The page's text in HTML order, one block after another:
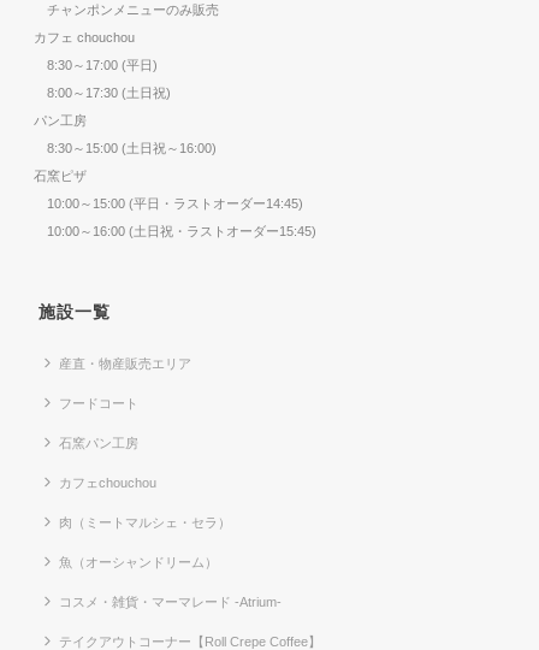
チャンポンメニューのみ販売
カフェ chouchou
8:30～17:00 (平日)
8:00～17:30 (土日祝)
パン工房
8:30～15:00 (土日祝～16:00)
石窯ピザ
10:00～15:00 (平日・ラストオーダー14:45)
10:00～16:00 (土日祝・ラストオーダー15:45)
施設一覧
産直・物産販売エリア
フードコート
石窯パン工房
カフェchouchou
肉（ミートマルシェ・セラ）
魚（オーシャンドリーム）
コスメ・雑貨・マーマレード -Atrium-
テイクアウトコーナー【Roll Crepe Coffee】